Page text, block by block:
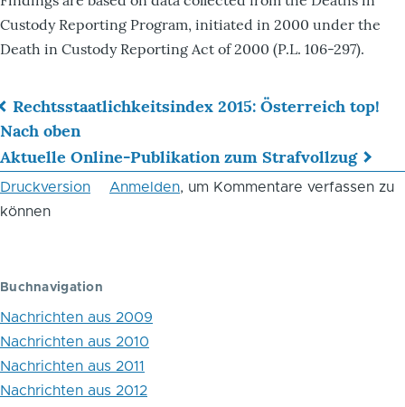
Custody Reporting Program, initiated in 2000 under the
Death in Custody Reporting Act of 2000 (P.L. 106-297).
Links
für
das
Buch
Mortality
in
Local
Rechtsstaatlichkeitsindex 2015: Österreich top!
Nach oben
Aktuelle Online-Publikation zum Strafvollzug
Druckversion Anmelden, um Kommentare verfassen zu
können
Buchnavigation
Nachrichten aus 2009
Nachrichten aus 2010
Nachrichten aus 2011
Nachrichten aus 2012